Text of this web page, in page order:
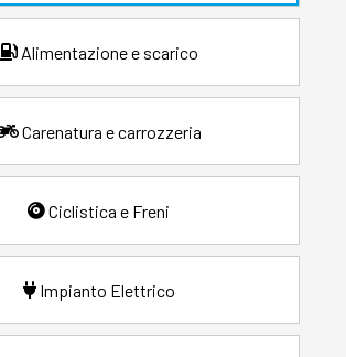
Alimentazione e scarico
Carenatura e carrozzeria
Ciclistica e Freni
Impianto Elettrico